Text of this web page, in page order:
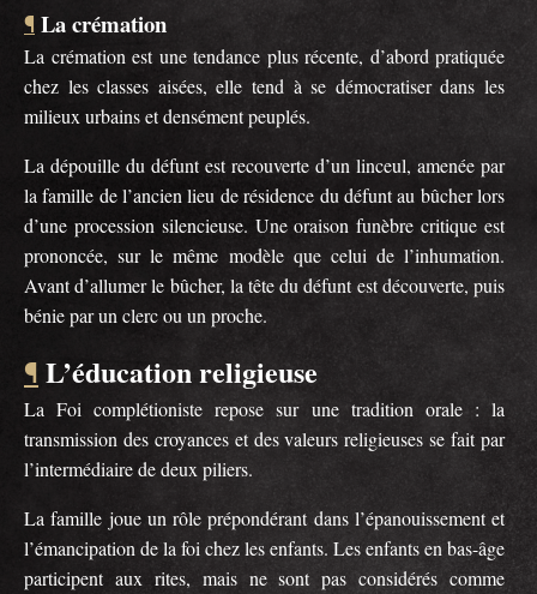
¶ La crémation
La crémation est une tendance plus récente, d’abord pratiquée
chez les classes aisées, elle tend à se démocratiser dans les
milieux urbains et densément peuplés.
La dépouille du défunt est recouverte d’un linceul, amenée par
la famille de l’ancien lieu de résidence du défunt au bûcher lors
d’une procession silencieuse. Une oraison funèbre critique est
prononcée, sur le même modèle que celui de l’inhumation.
Avant d’allumer le bûcher, la tête du défunt est découverte, puis
bénie par un clerc ou un proche.
¶ L’éducation religieuse
La Foi complétioniste repose sur une tradition orale : la
transmission des croyances et des valeurs religieuses se fait par
l’intermédiaire de deux piliers.
La famille joue un rôle prépondérant dans l’épanouissement et
l’émancipation de la foi chez les enfants. Les enfants en bas-âge
participent aux rites, mais ne sont pas considérés comme